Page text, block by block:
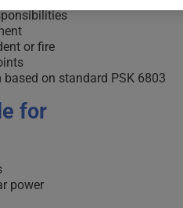
or fire
on standard PSK 6803
for
power